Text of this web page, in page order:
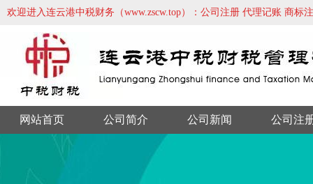
欢迎进入连云港中税财务（www.zscw.top）：公司注册 代理记账 商标
网站首页 公司简介 公司新闻 公司注